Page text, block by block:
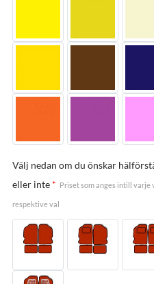
Välj nedan om du önskar
eller inte * Priset som anges intill
respektive val